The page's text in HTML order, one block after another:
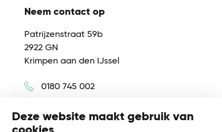
Deze website maakt gebruik van
Neem contact op
Patrijzenstraat 59b
2922 GN
Krimpen aan den IJssel
0180 745 002